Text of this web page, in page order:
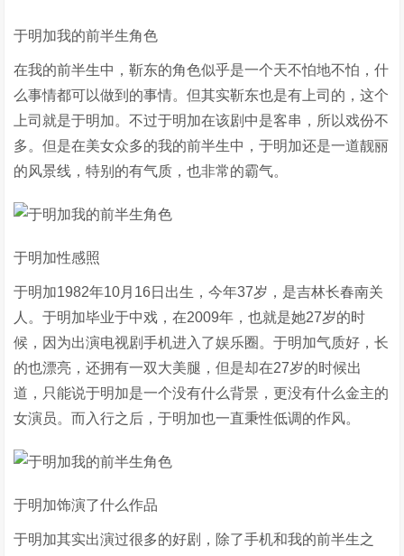
于明加我的前半生角色
在我的前半生中，靳东的角色似乎是一个天不怕地不怕，什
么事情都可以做到的事情。但其实靳东也是有上司的，这个
上司就是于明加。不过于明加在该剧中是客串，所以戏份不
多。但是在美女众多的我的前半生中，于明加还是一道靓丽
的风景线，特别的有气质，也非常的霸气。
于明加性感照
于明加1982年10月16日出生，今年37岁，是吉林长春南关
人。于明加毕业于中戏，在2009年，也就是她27岁的时
候，因为出演电视剧手机进入了娱乐圈。于明加气质好，长
的也漂亮，还拥有一双大美腿，但是却在27岁的时候出
道，只能说于明加是一个没有什么背景，更没有什么金主的
女演员。而入行之后，于明加也一直秉性低调的作风。
于明加饰演了什么作品
于明加其实出演过很多的好剧，除了手机和我的前半生之